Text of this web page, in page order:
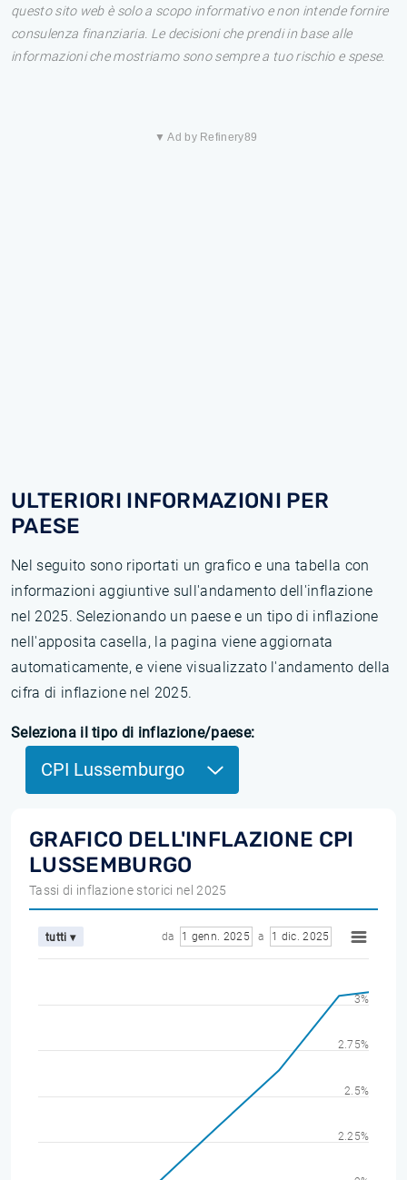
questo sito web è solo a scopo informativo e non intende fornire
consulenza finanziaria. Le decisioni che prendi in base alle
informazioni che mostriamo sono sempre a tuo rischio e spese.
▼ Ad by Refinery89
ULTERIORI INFORMAZIONI PER
PAESE
Nel seguito sono riportati un grafico e una tabella con
informazioni aggiuntive sull'andamento dell'inflazione
nel 2025. Selezionando un paese e un tipo di inflazione
nell'apposita casella, la pagina viene aggiornata
automaticamente, e viene visualizzato l'andamento della
cifra di inflazione nel 2025.
Seleziona il tipo di inflazione/paese:
CPI Lussemburgo
GRAFICO DELL'INFLAZIONE CPI
LUSSEMBURGO
Tassi di inflazione storici nel 2025
tutti ▾ da 1 genn. 2025 a 1 dic. 2025
2.25%
2.5%
2.75%
3%